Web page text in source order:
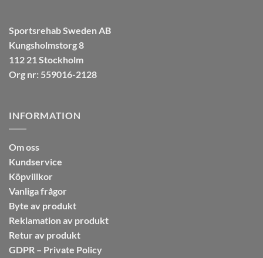
Sportsrehab Sweden AB
Kungsholmstorg 8
112 21 Stockholm
Org nr: 559016-2128
INFORMATION
Om oss
Kundservice
Köpvillkor
Vanliga frågor
Byte av produkt
Reklamation av produkt
Retur av produkt
GDPR – Private Policy